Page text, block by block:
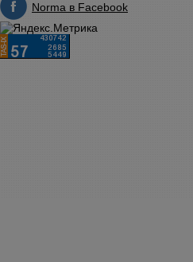
Norma в Facebook